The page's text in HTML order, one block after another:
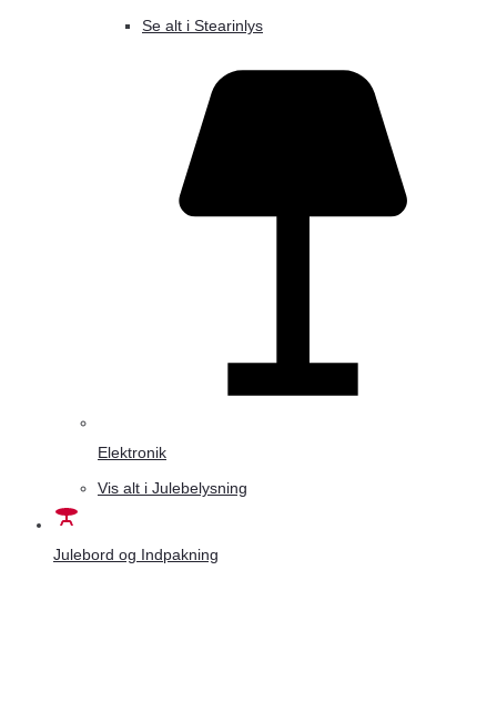
Se alt i Stearinlys
Elektronik
Vis alt i Julebelysning
Julebord og Indpakning